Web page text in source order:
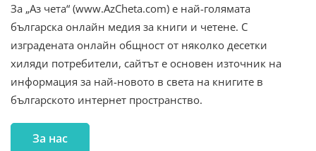
За „Аз чета“ (www.AzCheta.com) е най-голямата
българска онлайн медия за книги и четене. С
изградената онлайн общност от няколко десетки
хиляди потребители, сайтът е основен източник на
информация за най-новото в света на книгите в
българското интернет пространство.
За нас